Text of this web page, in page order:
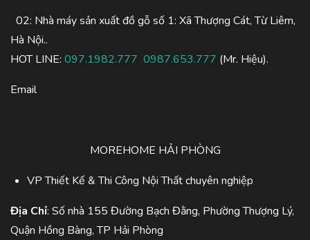
02: Nhà máy sản xuất đồ gỗ số 1: Xã Thượng Cát, Từ Liêm,
Hà Nội..
HOT LINE: 097.1982.777 0987.653.777 (Mr. Hiệu).
Email
MOREHOME HẢI PHÒNG
VP Thiết Kế & Thi Công Nội Thất chuyên nghiệp
Địa Chỉ: Số nhà 155 Đường Bạch Đằng, Phường Thượng Lý,
Quận Hồng Bàng, TP Hải Phòng